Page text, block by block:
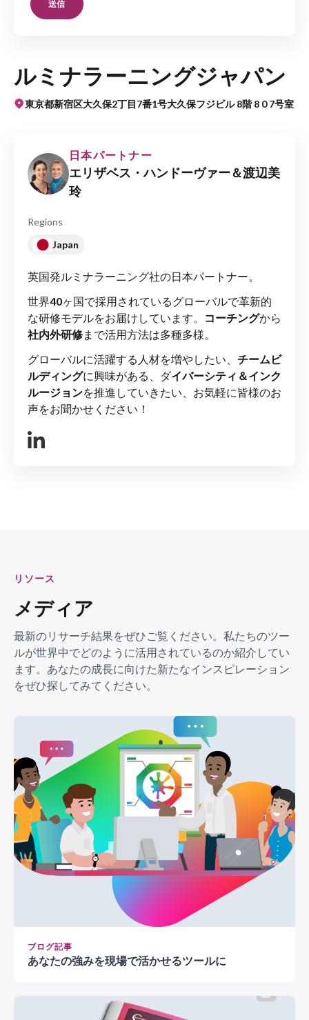
ルミナラーニングジャパン
東京都新宿区大久保2丁目7番1号大久保フジビル 8階 8 0 7号室
日本パートナー
エリザベス・ハンドーヴァー＆渡辺美
玲
Regions
Japan
英国発ルミナラーニング社の日本パートナー。
世界40ヶ国で採用されているグローバルで革新的
な研修モデルをお届けしています。
コーチングから
社内外研修まで活用方法は多種多様。
グローバルに活躍する人材を増やしたい、 チームビ
ルディングに興味がある、ダイバーシティ＆インク
ルージョンを推進していきたい、お気軽に皆様のお
声をお聞かせください！
リソース
メディア
最新のリサーチ結果をぜひご覧ください。私たちのツー
ルが世界中でどのように活用されているのか紹介してい
ます。あなたの成長に向けた新たなインスピレーション
をぜひ探してみてください。
ブログ記事
あなたの強みを現場で活かせるツールに